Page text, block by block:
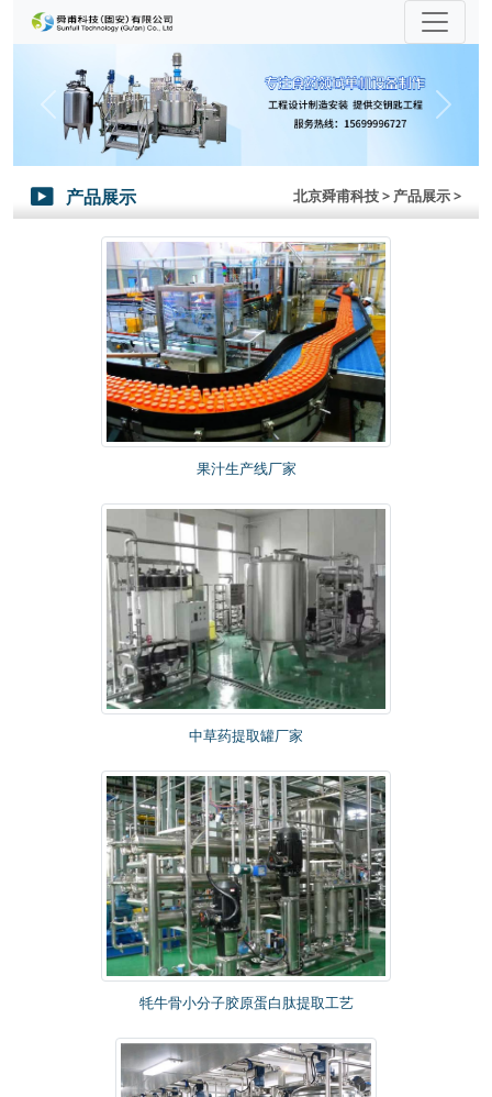
Previous Next
 产品展示 北京舜甫科技> 产品展示 >
果汁生产线厂家
中草药提取罐厂家
牦牛骨小分子胶原蛋白肽提取工艺